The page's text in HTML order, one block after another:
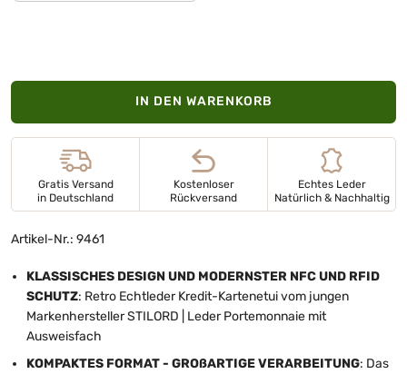
IN DEN WARENKORB
Gratis Versand
in Deutschland
Kostenloser
Rückversand
Echtes Leder
Natürlich & Nachhaltig
Artikel-Nr.: 9461
KLASSISCHES DESIGN UND MODERNSTER NFC UND RFID
SCHUTZ: Retro Echtleder Kredit-Kartenetui vom jungen
Markenhersteller STILORD | Leder Portemonnaie mit
Ausweisfach
KOMPAKTES FORMAT - GROßARTIGE VERARBEITUNG: Das